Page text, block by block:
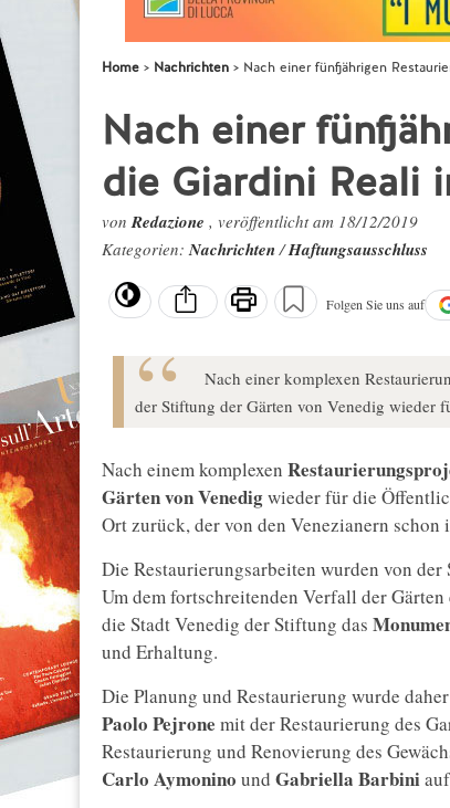
Home Nachrichten Nach einer fünfjährigen
Nach einer
die Giardini Reali
vonRedazione , veröffentlicht am 18/12/2019
Kategorien:Nachrichten/Haftungsausschluss
Folgen Sie uns auf
Nach einer komplexen
der Stiftung der Gärten von Venedig wieder
Nach einem komplexen
Gärten von Venedigwieder für die
Ort zurück, der von den Venezianern schon
Die Restaurierungsarbeiten wurden von
Um dem fortschreitenden Verfall der
die Stadt Venedig der Stiftung das
und Erhaltung.
Die Planung und Restaurierung wurde
Paolo Pejrone mit der Restaurierung des
Restaurierung und Renovierung des
Carlo Aymonino und Gabriella Barbini